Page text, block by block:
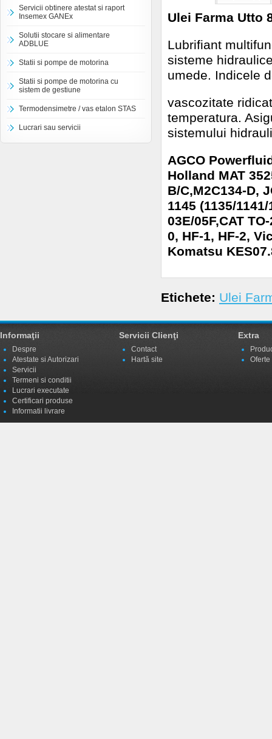
Servicii obtinere atestat si raport
Insemex GANEx
Solutii stocare si alimentare
ADBLUE
Statii si pompe de motorina
Statii si pompe de motorina cu
sistem de gestiune
Termodensimetre / vas etalon STAS
Lucrari sau servicii
Ulei Farma Utto
Lubrifiant
sisteme
umede. Indicele
vascozitate
temperatura.
sistemului
AGCO
Holland MAT
B/C,M2C134-D,
1145 (1135/
03E/05F,CAT
0, HF-1, HF-2,
Komatsu
Etichete: Ulei
Informaţii
Despre
Atestate si Autorizari
Servicii
Termeni si conditii
Lucrari executate
Certificari produse
Informatii livrare
Servicii Clienţi
Contact
Hartă site
Extra